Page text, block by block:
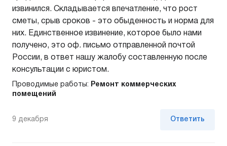
извинился. Складывается впечатление, что рост
сметы, срыв сроков - это обыденность и норма для
них. Единственное извинение, которое было нами
получено, это оф. письмо отправленной почтой
России, в ответ нашу жалобу составленную после
консультации с юристом.
Проводимые работы:
Ремонт коммерческих
помещений
9 декабря Ответить